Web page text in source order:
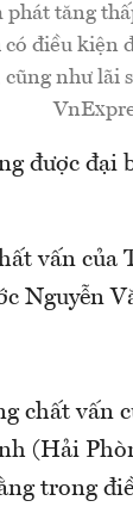
tăng
điều kiện
như lãi
được đại
vấn của
Nguyễn
chất vấn
(Hải
trong